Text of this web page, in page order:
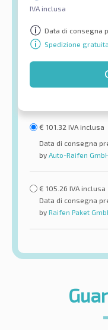
IVA inclusa
Data di consegna
Spedizione gratuita
€ 101.32 IVA inclusa
Data di consegna
by Auto-Raifen
€ 105.26 IVA inclusa
Data di consegna
by Raifen Paket